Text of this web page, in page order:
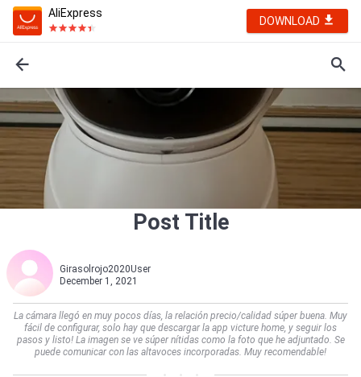
AliExpress
DOWNLOAD
Post Title
Girasolrojo2020User
December 1, 2021
La cámara llegó en muy pocos días, la relación precio/calidad súper buena. Muy
fácil de configurar, solo hay que descargar la app victure home, y seguir los
pasos y listo! La imagen se ve súper nítidas como la foto que he adjuntado. Se
puede comunicar con las altavoces incorporadas. Muy recomendable!